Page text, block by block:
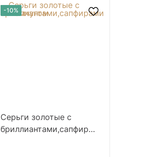
-10%
Серьги золотые с
бриллиантами,сапфирами